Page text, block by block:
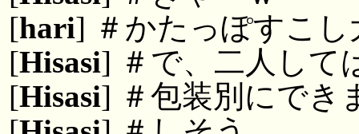
[hari] ＃かたっぽすこ
[Hisasi] ＃で、二人して
[Hisasi] ＃包装別にでき